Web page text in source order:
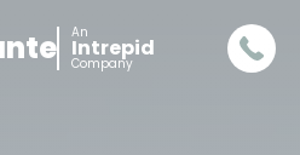
An
Intrepid
Company